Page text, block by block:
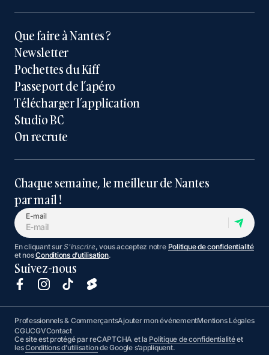
Que faire à Nantes ?
Newsletter
Pochettes du Kiff
Passeport de l’apéro
Télécharger l’application
Studio BC
On recrute
Chaque semaine, le meilleur de Nantes
par mail !
E-mail
En cliquant surS'inscrire, vous acceptez notre Politique de confidentialité
et nosConditions d’utilisation.
Suivez-nous
Professionnels & CommerçantsAjouter mon événementMentions Légales
CGUCGVContact
Ce site est protégé par reCAPTCHA et la Politique de confidentialitéet
lesConditions d’utilisationde Google s’appliquent.